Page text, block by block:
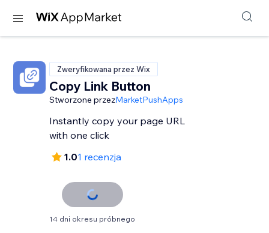
Zweryfikowana przez Wix
Copy Link Button
Stworzone przezMarketPushApps
Instantly copy your page URL
with one click
1.01 recenzja
14 dni okresu próbnego